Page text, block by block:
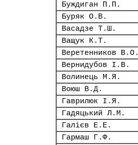
Буждиган П.П.
Буряк О.В.
Васадзе Т.Ш.
Ващук К.Т.
Веретенников В.О.
Вернидубов І.В.
Волинець М.Я.
Воюш В.Д.
Гаврилюк І.Я.
Гадяцький Л.М.
Галієв Е.Е.
Гармаш Г.Ф.